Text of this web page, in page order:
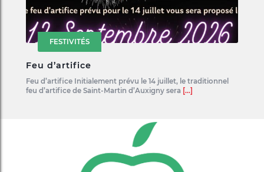
FESTIVITÉS
Feu d’artifice
Feu d’artifice Initialement prévu le 14 juillet, le traditionnel
feu d’artifice de Saint-Martin d’Auxigny sera [...]